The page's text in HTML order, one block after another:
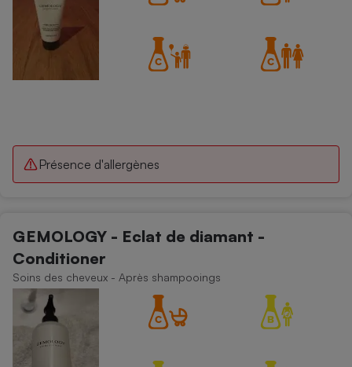
Présence d'allergènes
GEMOLOGY - Eclat de diamant -
Conditioner
Soins des cheveux - Après shampooings